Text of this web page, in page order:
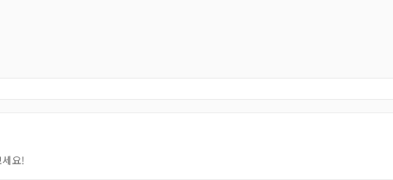
요!